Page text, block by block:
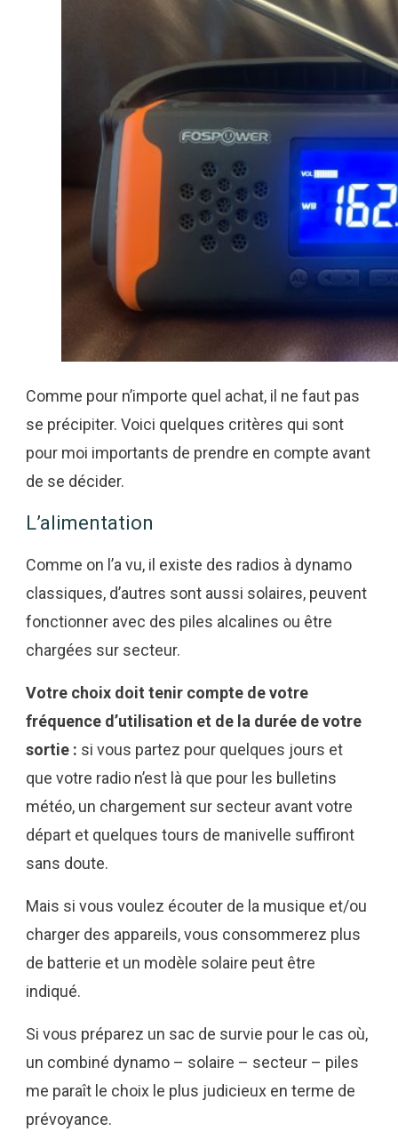
Comme pour n’importe quel achat, il ne faut pas
se précipiter. Voici quelques critères qui sont
pour moi importants de prendre en compte avant
de se décider.
L’alimentation
Comme on l’a vu, il existe des radios à dynamo
classiques, d’autres sont aussi solaires, peuvent
fonctionner avec des piles alcalines ou être
chargées sur secteur.
Votre choix doit tenir compte de votre
fréquence d’utilisation et de la durée de votre
sortie : si vous partez pour quelques jours et
que votre radio n’est là que pour les bulletins
météo, un chargement sur secteur avant votre
départ et quelques tours de manivelle suffiront
sans doute.
Mais si vous voulez écouter de la musique et/ou
charger des appareils, vous consommerez plus
de batterie et un modèle solaire peut être
indiqué.
Si vous préparez un sac de survie pour le cas où,
un combiné dynamo – solaire – secteur – piles
me paraît le choix le plus judicieux en terme de
prévoyance.